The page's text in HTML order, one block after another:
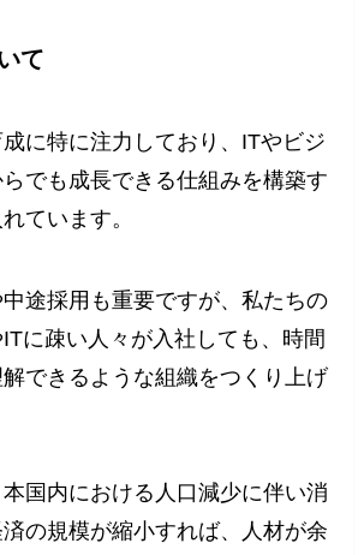
て
に特に注力しており、ITやビジ
でも成長できる仕組みを構築す
ています。
途採用も重要ですが、私たちの
に疎い人々が入社しても、時間
できるような組織をつくり上げ
国内における人口減少に伴い消
の規模が縮小すれば、人材が余